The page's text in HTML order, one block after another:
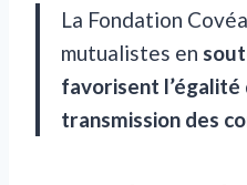
La Fondation
mutualistes en
favorisent l’égalité
transmission des